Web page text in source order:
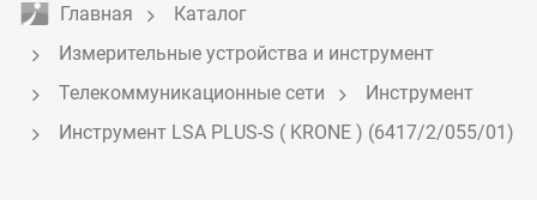
Главная
Каталог
Измерительные устройства и инструмент
Телекоммуникационные сети
Инструмент
Инструмент LSA PLUS-S ( KRONE ) (6417/2/055/01)